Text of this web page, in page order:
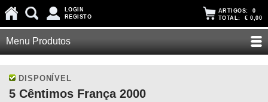
LOGIN
REGISTO
ARTIGOS: 0
TOTAL: € 0,00
Menu Produtos
DISPONÍVEL
5 Cêntimos França 2000